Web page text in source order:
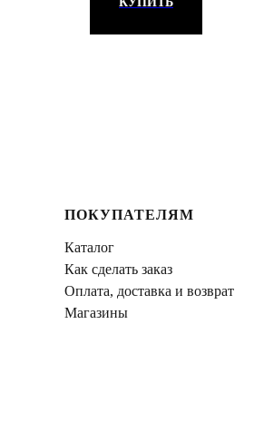
ПОКУПАТЕЛЯМ
Каталог
Как сделать заказ
Оплата, доставка и возврат
Магазины